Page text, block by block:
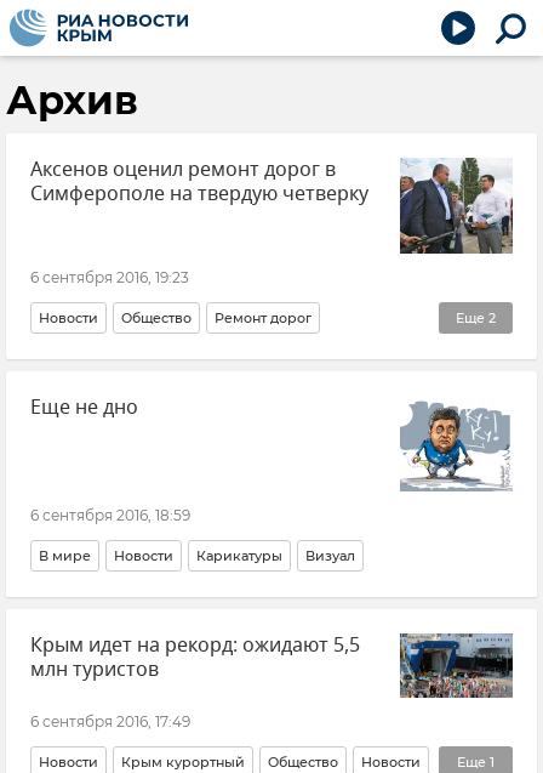
Архив
Аксенов оценил ремонт дорог в
Симферополе на твердую четверку
6 сентября 2016, 19:23
Еще 2
Новости Общество Ремонт дорог
Дороги Крыма
Ремонт и строительство дорог в Крыму
Еще не дно
6 сентября 2016, 18:59
В мире Новости Карикатуры Визуал
Крым идет на рекорд: ожидают 5,5
млн туристов
6 сентября 2016, 17:49
Еще 1
Новости Крым курортный Общество Новости